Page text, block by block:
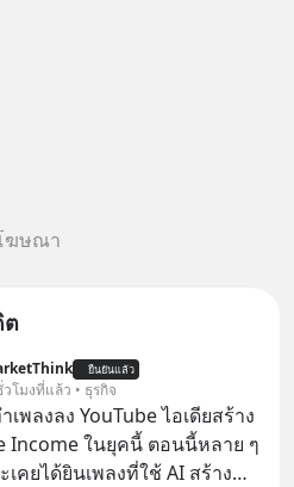
ฆษณา
ต
ยืนยันแล้ว
โมงที่แล้ว • ธุรกิจ
เพลงลง YouTube ไอเดียสร้าง
Income ในยุคนี้ ตอนนี้หลาย ๆ
เคยได้ยินเพลงที่ใช้ AI สร้าง